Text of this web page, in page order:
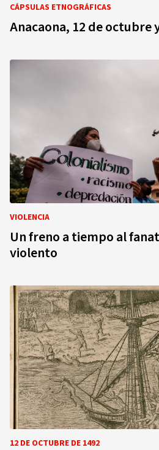
CÁPSULAS ETNOGRÁFICAS
Anacaona, 12 de octubre
VIOLENCIA
Un freno a tiempo al
violento
12 DE OCTUBRE DE 1492